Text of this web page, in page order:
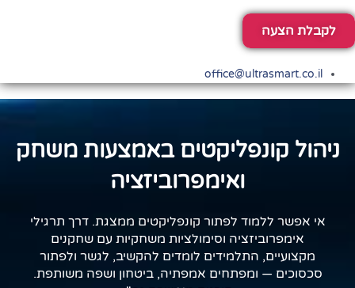
לקבלת הצעה
office@ultrasmart.co.il
ניהול קונפליקטים באמצעות משחק
ואימפרוביזציה
אי אפשר ללמוד לפתור קונפליקטים ממצגת. דרך תרגילי
אימפרוביזציה וסימולציות משחקיות עם שחקנים
מקצועיים, התלמידים לומדים להקשיב, לגשר ולפתור
סכסוכים — ומפתחים אמפתיה, ביטחון ושפה משותפת.